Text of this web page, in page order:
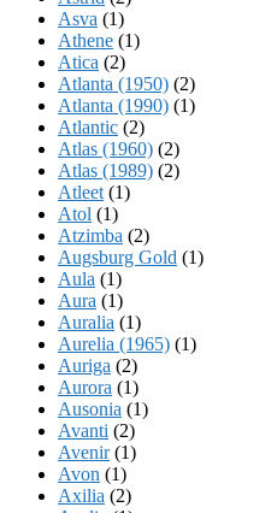
Asva (1)
Athene (1)
Atica (2)
Atlanta (1950) (2)
Atlanta (1990) (1)
Atlantic (2)
Atlas (1960) (2)
Atlas (1989) (2)
Atleet (1)
Atol (1)
Atzimba (2)
Augsburg Gold (1)
Aula (1)
Aura (1)
Auralia (1)
Aurelia (1965) (1)
Auriga (2)
Aurora (1)
Ausonia (1)
Avanti (2)
Avenir(1)
Avon (1)
Axilia (2)